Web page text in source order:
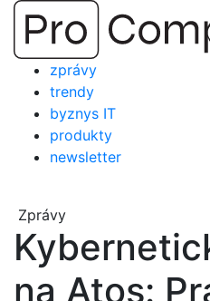
Přejít
obsah
zprávy
trendy
byznys IT
produkty
newsletter
Zprávy
na Atos: